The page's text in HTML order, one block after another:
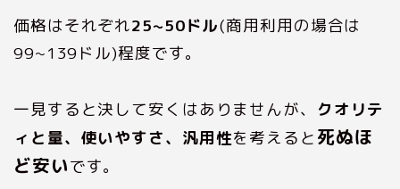
価格はそれぞれ25~50ドル(商用利用の場合は
99~139ドル)程度です。
一見すると決して安くはありませんが、 クオリテ
ィと量、使いやすさ、汎用性を考えると 死ぬほ
ど安いです。